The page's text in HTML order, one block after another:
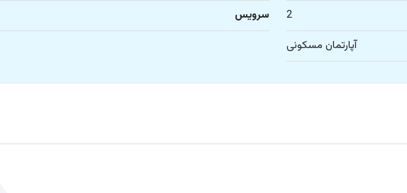
2 سرویس
آپارتمان مسکونی